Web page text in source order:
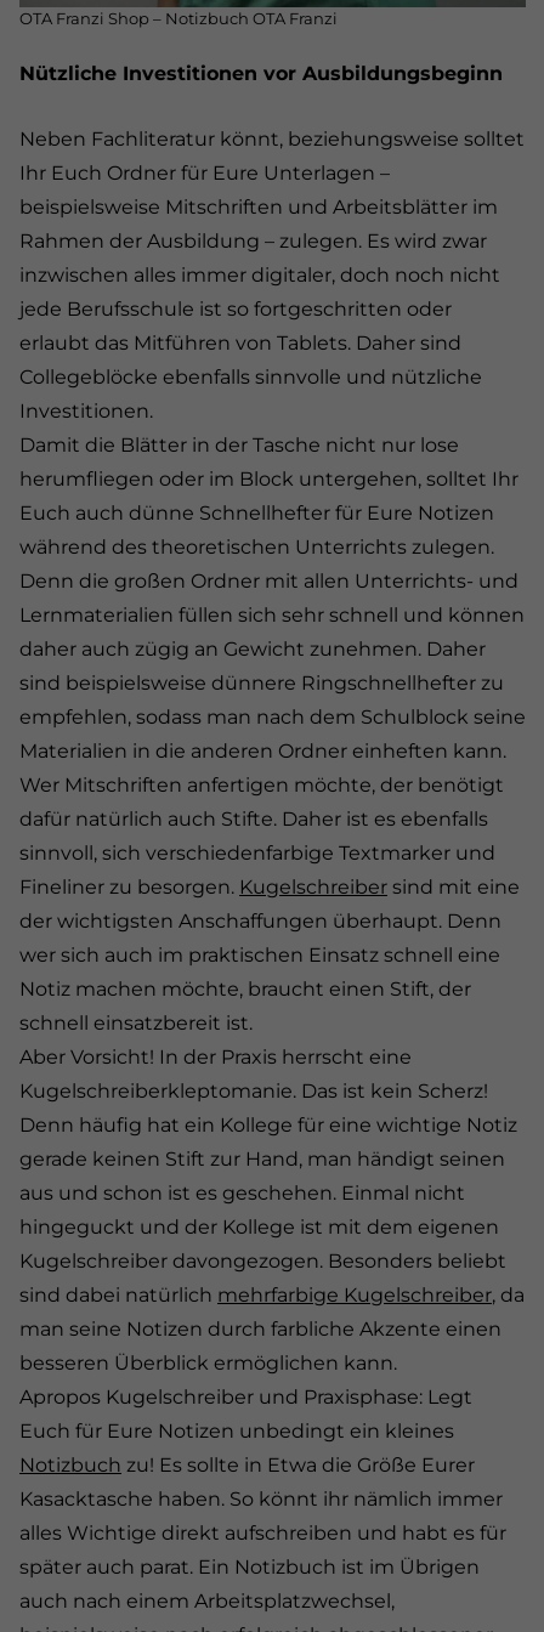
OTA Franzi Shop – Notizbuch OTA Franzi
Nützliche Investitionen vor Ausbildungsbeginn
Neben Fachliteratur könnt, beziehungsweise solltet
Ihr Euch Ordner für Eure Unterlagen –
beispielsweise Mitschriften und Arbeitsblätter im
Rahmen der Ausbildung – zulegen. Es wird zwar
inzwischen alles immer digitaler, doch noch nicht
jede Berufsschule ist so fortgeschritten oder
erlaubt das Mitführen von Tablets. Daher sind
Collegeblöcke ebenfalls sinnvolle und nützliche
Investitionen.
Damit die Blätter in der Tasche nicht nur lose
herumfliegen oder im Block untergehen, solltet Ihr
Euch auch dünne Schnellhefter für Eure Notizen
während des theoretischen Unterrichts zulegen.
Denn die großen Ordner mit allen Unterrichts- und
Lernmaterialien füllen sich sehr schnell und können
daher auch zügig an Gewicht zunehmen. Daher
sind beispielsweise dünnere Ringschnellhefter zu
empfehlen, sodass man nach dem Schulblock seine
Materialien in die anderen Ordner einheften kann.
Wer Mitschriften anfertigen möchte, der benötigt
dafür natürlich auch Stifte. Daher ist es ebenfalls
sinnvoll, sich verschiedenfarbige Textmarker und
Fineliner zu besorgen. Kugelschreiber sind mit eine
der wichtigsten Anschaffungen überhaupt. Denn
wer sich auch im praktischen Einsatz schnell eine
Notiz machen möchte, braucht einen Stift, der
schnell einsatzbereit ist.
Aber Vorsicht! In der Praxis herrscht eine
Kugelschreiberkleptomanie. Das ist kein Scherz!
Denn häufig hat ein Kollege für eine wichtige Notiz
gerade keinen Stift zur Hand, man händigt seinen
aus und schon ist es geschehen. Einmal nicht
hingeguckt und der Kollege ist mit dem eigenen
Kugelschreiber davongezogen. Besonders beliebt
sind dabei natürlich mehrfarbige Kugelschreiber, da
man seine Notizen durch farbliche Akzente einen
besseren Überblick ermöglichen kann.
Apropos Kugelschreiber und Praxisphase: Legt
Euch für Eure Notizen unbedingt ein kleines
Notizbuch zu! Es sollte in Etwa die Größe Eurer
Kasacktasche haben. So könnt ihr nämlich immer
alles Wichtige direkt aufschreiben und habt es für
später auch parat. Ein Notizbuch ist im Übrigen
auch nach einem Arbeitsplatzwechsel,